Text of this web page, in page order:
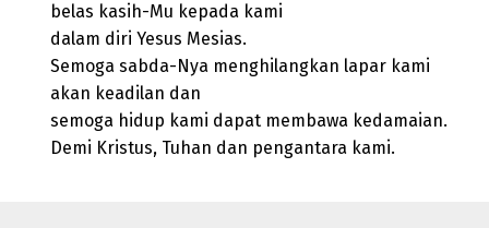
belas kasih-Mu kepada kami
dalam diri Yesus Mesias.
Semoga sabda-Nya menghilangkan lapar kami
akan keadilan dan
semoga hidup kami dapat membawa kedamaian.
Demi Kristus, Tuhan dan pengantara kami.